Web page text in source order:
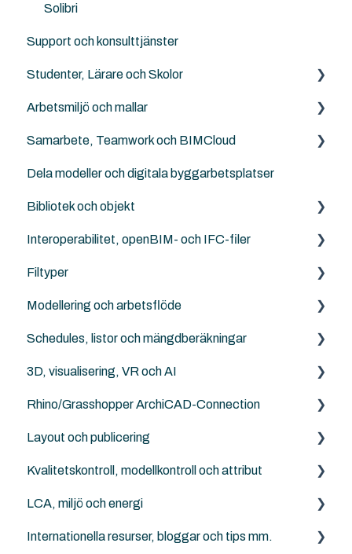
Goodies for Archicad
Design LCA
SweTools
Twinmotion
Solibri
Support och konsulttjänster
Studenter, Lärare och Skolor
Archicad BIM för elever, lärare och skolor
Landskapsarkitekter, kartor och terräng
Ingenjörer och konstruktörer
Arbetsmiljö och mallar
NordicTools template
Templates
Attribut
Work Enviroment
Migration mellan versioner
Samarbete, Teamwork och BIMCloud
Generellt sett
Felsökning
Rutiner
Other Collaboration solutions
Sammarbete med Revit
Dela modeller och digitala byggarbetsplatser
Bibliotek och objekt
Externa objekt
Archicad standard bibliotek
Interoperabilitet, openBIM- och IFC-filer
IFC generellt
Archicad
Filtyper
PDF
DXF/DWG File (.dxf, .dwg)
Punktmoln
RFA
Archicad File Types (.pln, .pla, .tpl and .mod etc.)
Modellering och arbetsflöde
Archicad
NordicTools
Schedules, listor och mängdberäkningar
Archicad
3D, visualisering, VR och AI
Archicad
Rhino/Grasshopper ArchiCAD-Connection
Rhino - Grasshopper
Layout och publicering
Archicad
Kvalitetskontroll, modellkontroll och attribut
Solibri
Archicad
LCA, miljö och energi
Anavitor LCA
Internationella resurser, bloggar och tips mm.